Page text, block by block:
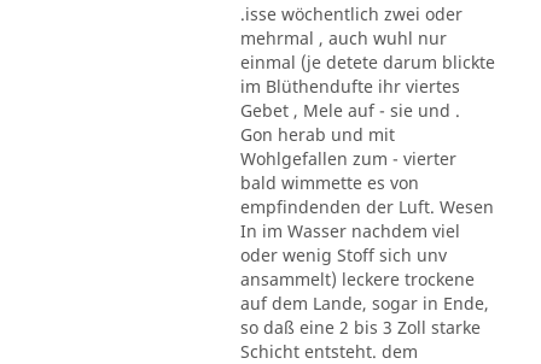
.isse wöchentlich zwei oder
mehrmal , auch wuhl nur
einmal (je detete darum blickte
im Blüthendufte ihr viertes
Gebet , Mele auf - sie und .
Gon herab und mit
Wohlgefallen zum - vierter
bald wimmette es von
empfindenden der Luft. Wesen
In im Wasser nachdem viel
oder wenig Stoff sich unv
ansammelt) leckere trockene
auf dem Lande, sogar in Ende,
so daß eine 2 bis 3 Zoll starke
Schicht entsteht. dem